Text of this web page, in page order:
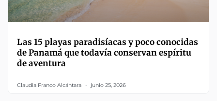
Las 15 playas paradisíacas y poco conocidas
de Panamá que todavía conservan espíritu
de aventura
Claudia Franco Alcántara junio 25, 2026